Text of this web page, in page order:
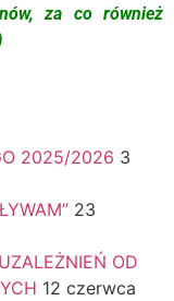
za co również
2025/2026 3
23
OD
12 czerwca